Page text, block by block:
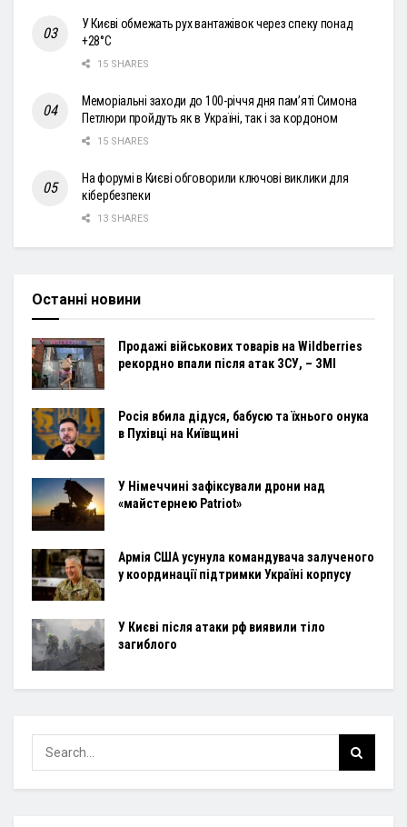
У Києві обмежать рух вантажівок через спеку понад
+28°С
15 SHARES
Меморіальні заходи до 100-річчя дня пам’яті Симона
Петлюри пройдуть як в Україні, так і за кордоном
15 SHARES
На форумі в Києві обговорили ключові виклики для
кібербезпеки
13 SHARES
Останні новини
Продажі військових товарів на Wildberries
рекордно впали після атак ЗСУ, – ЗМІ
Росія вбила дідуся, бабусю та їхнього онука
в Пухівці на Київщині
У Німеччині зафіксували дрони над
«майстернею Patriot»
Армія США усунула командувача залученого
у координації підтримки Україні корпусу
У Києві після атаки рф виявили тіло
загиблого